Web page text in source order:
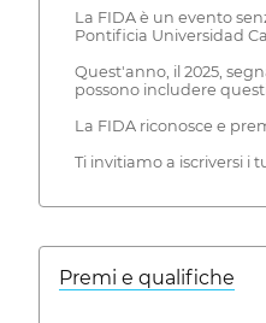
La FIDA è un evento
Pontificia Universidad
Quest'anno, il 2025,
possono includere
La FIDA riconosce e
Ti invitiamo a iscriversi i
Premi e qualifiche